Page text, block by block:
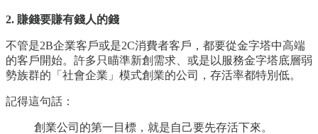
2. 賺錢要賺有錢人的錢
不管是2B企業客戶或是2C消費者客戶，都要從金字塔中高端
的客戶開始。許多只瞄準新創需求、或是以服務金字塔底層弱
勢族群的「社會企業」模式創業的公司，存活率都特別低。
記得這句話：
創業公司的第一目標，就是自己要先存活下來。